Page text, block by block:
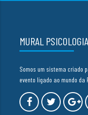
MURAL PSICOLOGIA
Somos um sistema criado
evento ligado ao mundo da